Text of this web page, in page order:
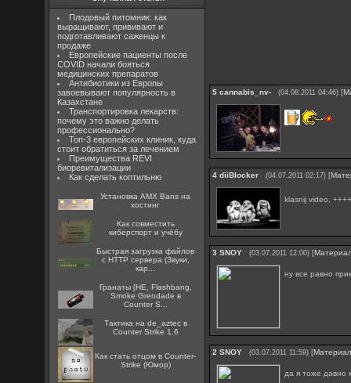
Плодовый питомник: как
выращивают, прививают и
подготавливают саженцы к
продаже
Европейские пациенты после
COVID начали бояться
медицинских препаратов
Антибиотики из Европы
завоевывают популярность в
Казахстане
Транспортировка лекарств:
почему это важно делать
профессионально?
Топ-3 европейских клиник, куда
стоит обратиться за лечением
Преимущества REVI
биоревитализации
Как сделать коптильню
Установка AMX Bans на
хостинг
Как совместить
киберспорт и учёбу
Быстрая загрузка файлов
с HTTP сервера (Звуки,
кар...
Гранаты [HE, Flashbang,
Smoke Grendade в
Counter S...
Тактика на de_aztec в
Counter Strike 1.6
Как стать отцом в Counter-
Strike (Юмор)
5 cannabis_nv- (04.08.2011 04:46) [
4 diiBlocker (04.07.2011 02:17) [
klasnij video,
3 SNOY (03.07.2011 12:00) [
ну все равно
2 SNOY (03.07.2011 11:59) [
да я тоже давно